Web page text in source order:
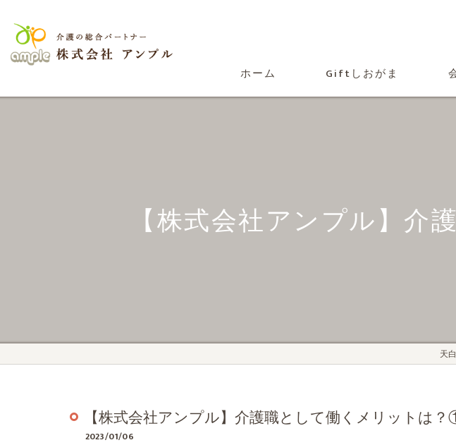
ホーム Giftしおがま
【株式会社アンプル】
天
【株式会社アンプル】介護職として働くメリットは
2023/01/06